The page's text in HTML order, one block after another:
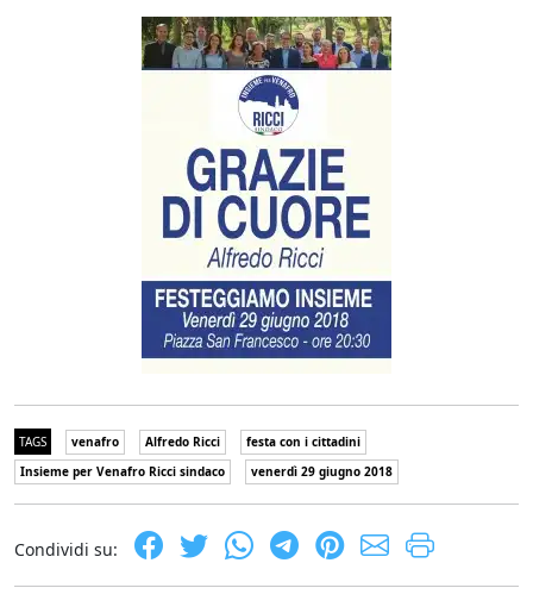
TAGS venafro Alfredo Ricci
festa con i cittadini
Insieme per Venafro Ricci sindaco
venerdì 29 giugno 2018
Condividi su: